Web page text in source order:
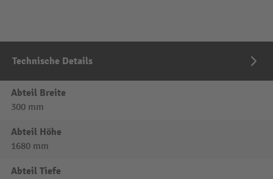
Technische Details
Abteil Breite
300 mm
Abteil Höhe
1680 mm
Abteil Tiefe